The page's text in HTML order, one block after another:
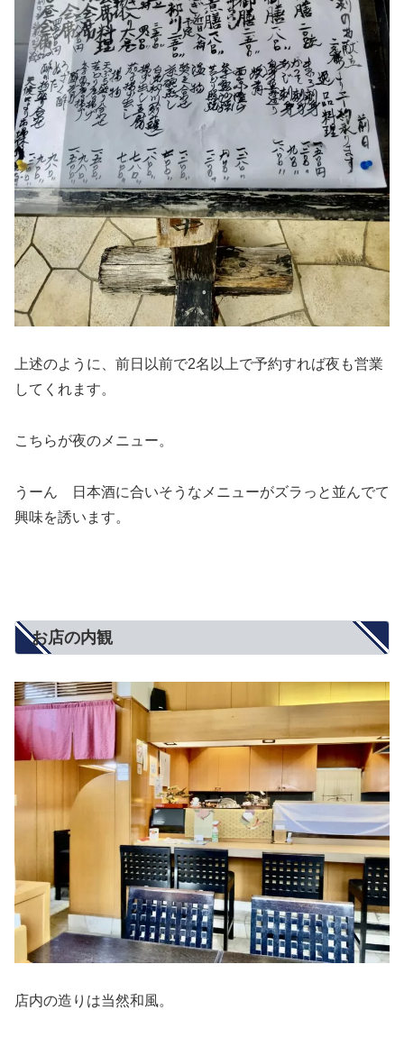
上述のように、前日以前で2名以上で予約すれば夜も営業
してくれます。
こちらが夜のメニュー。
うーん 日本酒に合いそうなメニューがズラっと並んでて
興味を誘います。
お店の内観
店内の造りは当然和風。